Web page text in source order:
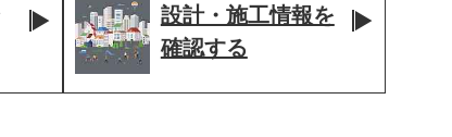
設計・施工情報を
確認する